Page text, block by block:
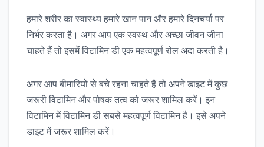
हमारे शरीर का स्वास्थ्य हमारे खान पान और हमारे दिनचर्या पर
निर्भर करता है। अगर आप एक स्वस्थ और अच्छा जीवन जीना
चाहते हैं तो इसमें विटामिन डी एक महत्वपूर्ण रोल अदा करती है।
अगर आप बीमारियों से बचे रहना चाहते हैं तो अपने डाइट में कुछ
जरूरी विटामिन और पोषक तत्व को जरूर शामिल करें। इन
विटामिन में विटामिन डी सबसे महत्वपूर्ण विटामिन है। इसे अपने
डाइट में जरूर शामिल करें।